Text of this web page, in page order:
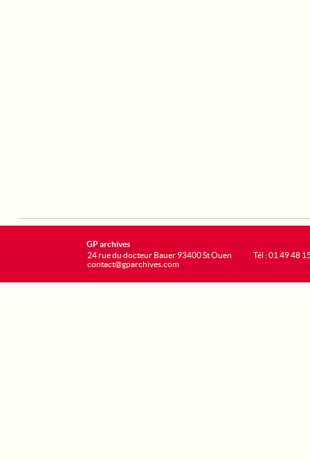
GP archives
24 rue du docteur Bauer 93400 St Ouen
contact@gparchives.com
Tél : 01 49 48